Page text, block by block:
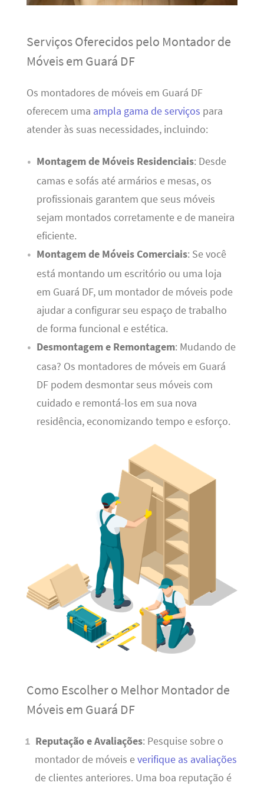
Serviços Oferecidos pelo Montador de
Móveis em Guará DF
Os montadores de móveis em Guará DF
oferecem uma ampla gama de serviços para
atender às suas necessidades, incluindo:
Montagem de Móveis Residenciais: Desde
camas e sofás até armários e mesas, os
profissionais garantem que seus móveis
sejam montados corretamente e de maneira
eficiente.
Montagem de Móveis Comerciais: Se você
está montando um escritório ou uma loja
em Guará DF, um montador de móveis pode
ajudar a configurar seu espaço de trabalho
de forma funcional e estética.
Desmontagem e Remontagem: Mudando de
casa? Os montadores de móveis em Guará
DF podem desmontar seus móveis com
cuidado e remontá-los em sua nova
residência, economizando tempo e esforço.
Como Escolher o Melhor Montador de
Móveis em Guará DF
Reputação e Avaliações: Pesquise sobre o
montador de móveis everifique as avaliações
de clientes anteriores. Uma boa reputação é